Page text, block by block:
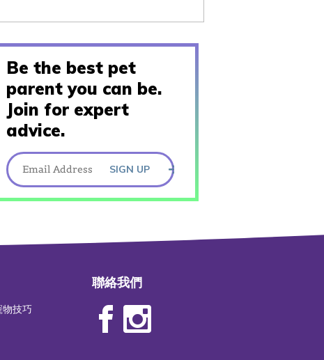
Be the best pet
parent you can be.
Join for expert
advice.
SIGN UP
物技巧
聯絡我們